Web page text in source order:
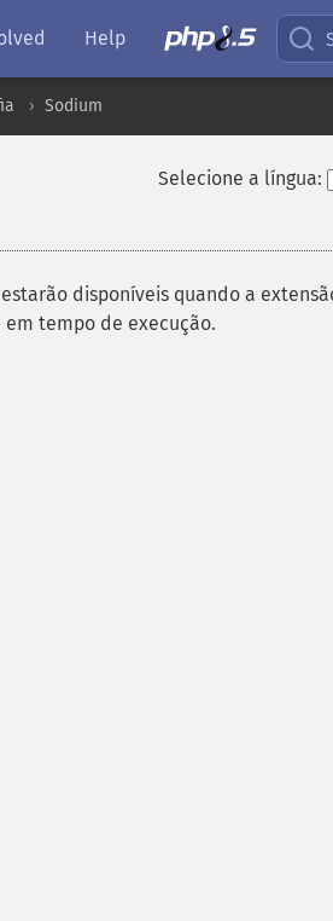
Help
Sodium
Selecione a língua:
disponíveis quando a
tempo de execução.